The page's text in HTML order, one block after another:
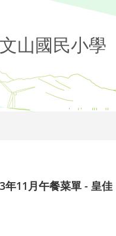
山國民小學
年11月午餐菜單 - 皇佳